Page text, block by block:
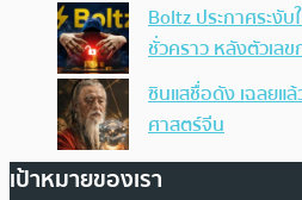
Boltz ประกาศระงั
ชั่วคราว หลังตัวเล
ซินแสชื่อดัง เฉลยแล้
ศาสตร์จีน
เป้าหมายของเรา